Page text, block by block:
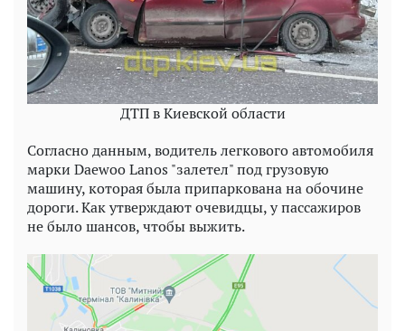
ДТП в Киевской области
Согласно данным, водитель легкового автомобиля
марки Daewoo Lanos "залетел" под грузовую
машину, которая была припаркована на обочине
дороги. Как утверждают очевидцы, у пассажиров
не было шансов, чтобы выжить.